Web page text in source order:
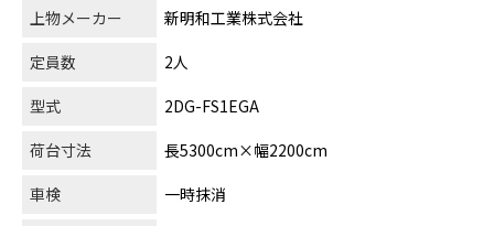
上物メーカー
新明和工業株式会社
定員数
2人
型式
2DG-FS1EGA
荷台寸法
長5300cm×幅2200cm
車検
一時抹消